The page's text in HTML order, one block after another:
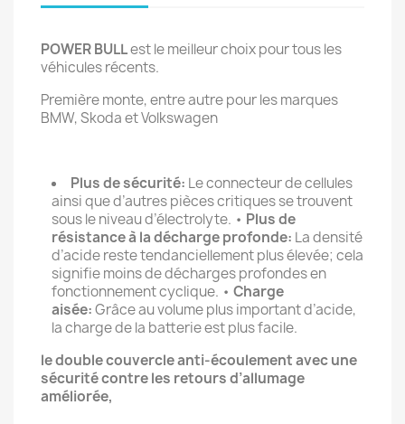
POWER BULLest le meilleur choix pour tous les
véhicules récents.
Première monte, entre autre pour les marques
BMW, Skoda et Volkswagen
Plus de sécurité: Le connecteur de cellules
ainsi que d’autres pièces critiques se trouvent
sous le niveau d’électrolyte. • Plus de
résistance à la décharge profonde: La densité
d’acide reste tendanciellement plus élevée; cela
signifie moins de décharges profondes en
fonctionnement cyclique. • Charge
aisée:Grâce au volume plus important d’acide,
la charge de la batterie est plus facile.
le double couvercle anti-écoulement avec une
sécurité contre les retours d’allumage
améliorée,